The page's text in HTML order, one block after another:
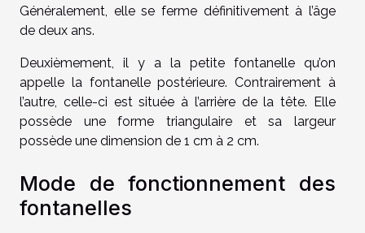
Généralement, elle se ferme définitivement à l’âge
de deux ans.
Deuxièmement, il y a la petite fontanelle qu’on
appelle la fontanelle postérieure. Contrairement à
l’autre, celle-ci est située à l’arrière de la tête. Elle
possède une forme triangulaire et sa largeur
possède une dimension de 1 cm à 2 cm.
Mode de fonctionnement des
fontanelles